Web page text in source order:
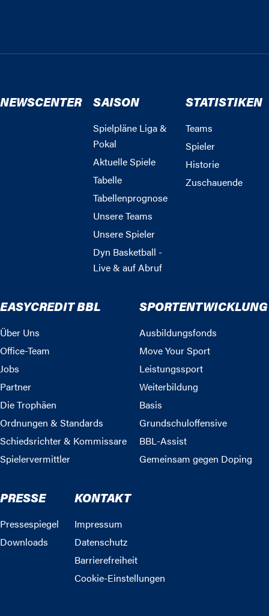
NEWSCENTER SAISON
Spielpläne Liga &
Pokal
Aktuelle Spiele
Tabelle
Tabellenprognose
Unsere Teams
Unsere Spieler
Dyn Basketball -
Live & auf Abruf
STATISTIKEN
Teams
Spieler
Historie
Zuschauende
EASYCREDIT BBL
Über Uns
Office-Team
Jobs
Partner
Die Trophäen
Ordnungen & Standards
Schiedsrichter & Kommissare
Spielervermittler
SPORTENTWICKLUNG
Ausbildungsfonds
Move Your Sport
Leistungssport
Weiterbildung
Basis
Grundschuloffensive
BBL-Assist
Gemeinsam gegen Doping
PRESSE
Pressespiegel
Downloads
KONTAKT
Impressum
Datenschutz
Barrierefreiheit
Cookie-Einstellungen